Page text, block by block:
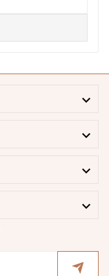



